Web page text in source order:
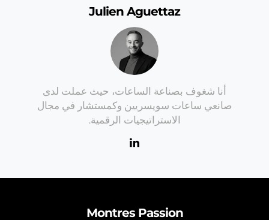
Julien Aguettaz
أنا شغوف بصناعة الساعات، حيث عملت لدى
صانعي ساعات سويسريين وكمستشار في مجال
الاستراتيجيات الرقمية.
Montres Passion